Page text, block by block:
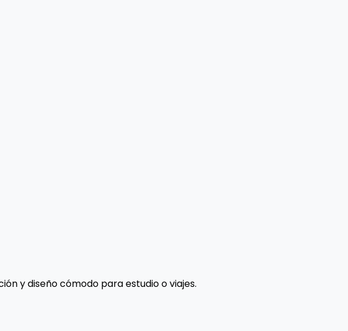
y diseño cómodo para estudio o viajes.